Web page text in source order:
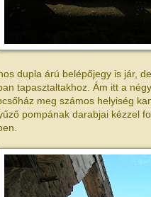
dupla árú belépőjegy is jár,
tapasztaltakhoz. Ám itt a
meg számos helyiség
pompának darabjai kézzel